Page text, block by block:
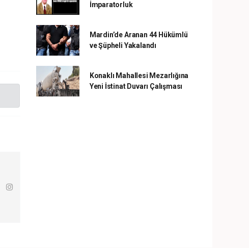
İmparatorluk
Mardin’de Aranan 44 Hükümlü
ve Şüpheli Yakalandı
Konaklı Mahallesi Mezarlığına
Yeni İstinat Duvarı Çalışması